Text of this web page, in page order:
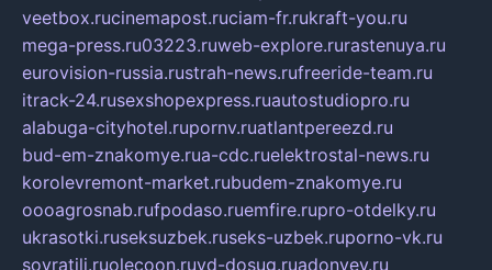
veetbox.rucinemapost.ruciam-fr.rukraft-you.ru
mega-press.ru03223.ruweb-explore.rurastenuya.ru
eurovision-russia.rustrah-news.rufreeride-team.ru
itrack-24.rusexshopexpress.ruautostudiopro.ru
alabuga-cityhotel.rupornv.ruatlantpereezd.ru
bud-em-znakomye.rua-cdc.ruelektrostal-news.ru
korolevremont-market.rubudem-znakomye.ru
oooagrosnab.rufpodaso.ruemfire.rupro-otdelky.ru
ukrasotki.ruseksuzbek.ruseks-uzbek.ruporno-vk.ru
sovratili.ruolecoon.ruvd-dosug.ruadonyev.ru